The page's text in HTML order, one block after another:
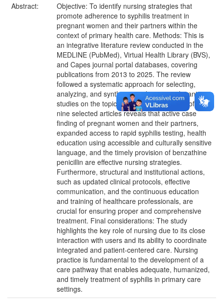
Abstract:
Objective: To identify nursing strategies that
promote adherence to syphilis treatment in
pregnant women and their partners within the
context of primary health care. Methods: This is
an integrative literature review conducted in the
MEDLINE (PubMed), Virtual Health Library (BVS),
and Capes journal portal databases, covering
publications from 2013 to 2025. The review
followed a systematic approach for selecting,
analyzing, and synthesizing the most relevant
studies on the topic. Results: The analysis of the
nine selected articles reveals that active case
finding of pregnant women and their partners,
expanded access to rapid syphilis testing, health
education using accessible and culturally sensitive
language, and the timely provision of benzathine
penicillin are effective nursing strategies.
Furthermore, structural and institutional actions,
such as updated clinical protocols, effective
communication, and the continuous education
and training of healthcare professionals, are
crucial for ensuring proper and comprehensive
treatment. Final considerations: The study
highlights the key role of nursing due to its close
interaction with users and its ability to coordinate
integrated and patient-centered care. Nursing
practice is fundamental to the development of a
care pathway that enables adequate, humanized,
and timely treatment of syphilis in primary care
settings.